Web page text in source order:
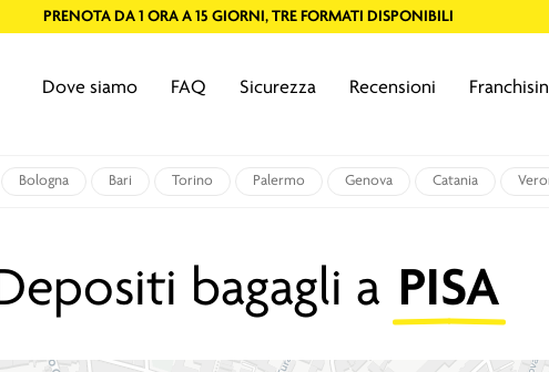
PRENOTA DA 1 ORA A 15 GIORNI, TRE FORMATI DISPONIBILI
Dove siamo FAQ Sicurezza Recensioni
Bologna Bari Torino Palermo Genova Catania
bagagli a PISA